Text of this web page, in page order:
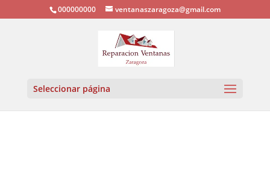
000000000 ventanaszaragoza@gmail.com
Seleccionar página